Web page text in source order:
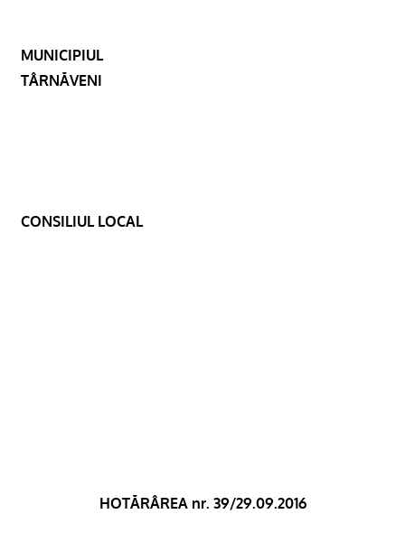
MUNICIPIUL
TÂRNĂVENI
CONSILIUL LOCAL
HOTĂRÂREA nr. 39/29.09.2016